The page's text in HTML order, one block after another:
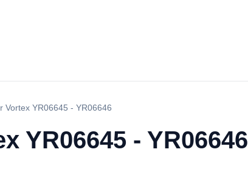
Vortex YR06645 - YR06646
YR06645 - YR06646